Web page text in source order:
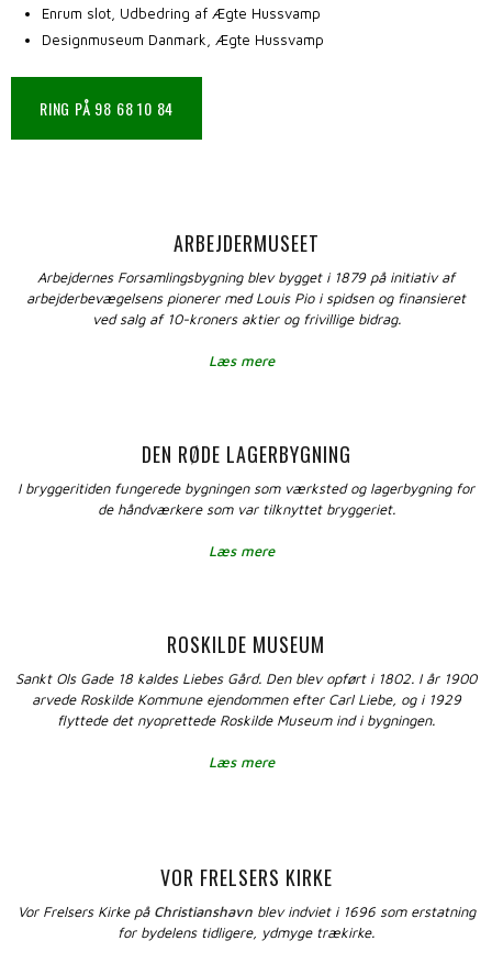
Enrum slot, Udbedring af Ægte Hussvamp
Designmuseum Danmark, Ægte Hussvamp
RING PÅ 98 68 10 84​
ARBEJDERMUSEET​
Arbejdernes Forsamlingsbygning blev bygget i 1879 på initiativ af
arbejderbevægelsens pionerer med Louis Pio i spidsen og finansieret
ved salg af 10-kroners aktier og frivillige bidrag.
Læs mere
DEN RØDE LAGERBYGNING
I bryggeritiden fungerede bygningen som værksted og lagerbygning for
de håndværkere som var tilknyttet bryggeriet.
Læs mere
ROSKILDE MUSEUM
Sankt Ols Gade 18 kaldes Liebes Gård. Den blev opført i 1802. I år 1900
arvede Roskilde Kommune ejendommen efter Carl Liebe, og i 1929
flyttede det nyoprettede Roskilde Museum ind i bygningen.
Læs mere
VOR FRELSERS KIRKE
Vor Frelsers Kirke på Christianshavnblev indviet i 1696 som erstatning
for bydelens tidligere, ydmyge trækirke.